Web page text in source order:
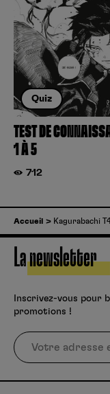
Quiz
TEST DE
1 À 5
712
Accueil Kagurabachi
La newsletter
Inscrivez-vous pour
promotions !